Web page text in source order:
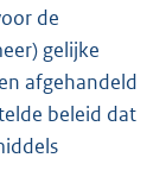
de
gelijke
afgehandeld
beleid dat